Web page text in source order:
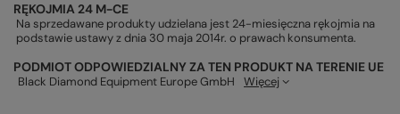
RĘKOJMIA 24 M-CE
Na sprzedawane produkty udzielana jest 24-miesięczna rękojmia na
podstawie ustawy z dnia 30 maja 2014r. o prawach konsumenta.
PODMIOT ODPOWIEDZIALNY ZA TEN PRODUKT NA TERENIE UE
Black Diamond Equipment Europe GmbH Więcej